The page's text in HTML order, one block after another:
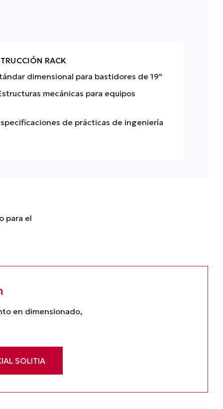
RACK
dimensional para bastidores de 19"
mecánicas para equipos
de prácticas de ingeniería
para el
en dimensionado,
SOLITIA